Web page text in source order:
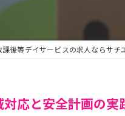
後等デイサービスの求人ならサチ
応と安全計画の実